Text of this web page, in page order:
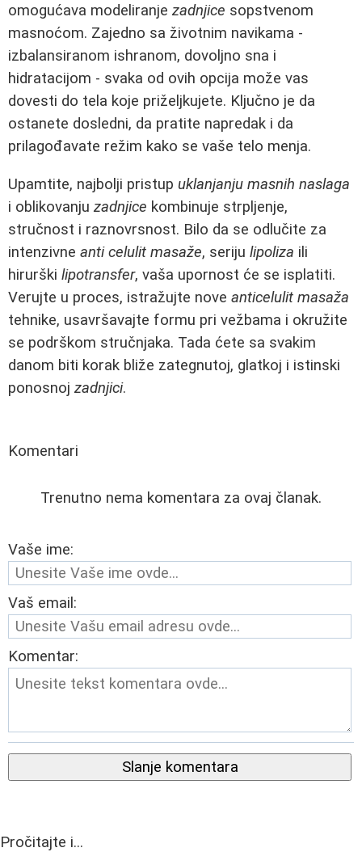
omogućava modeliranje zadnjice sopstvenom
masnoćom. Zajedno sa životnim navikama -
izbalansiranom ishranom, dovoljno sna i
hidratacijom - svaka od ovih opcija može vas
dovesti do tela koje priželjkujete. Ključno je da
ostanete dosledni, da pratite napredak i da
prilagođavate režim kako se vaše telo menja.
Upamtite, najbolji pristup uklanjanju masnih naslaga
i oblikovanju zadnjice kombinuje strpljenje,
stručnost i raznovrsnost. Bilo da se odlučite za
intenzivne anti celulit masaže, seriju lipoliza ili
hirurški lipotransfer, vaša upornost će se isplatiti.
Verujte u proces, istražujte nove anticelulit masaža
tehnike, usavršavajte formu pri vežbama i okružite
se podrškom stručnjaka. Tada ćete sa svakim
danom biti korak bliže zategnutoj, glatkoj i istinski
ponosnoj zadnjici.
Komentari
Trenutno nema komentara za ovaj članak.
Vaše ime:
Vaš email:
Komentar:
Slanje komentara
Pročitajte i...